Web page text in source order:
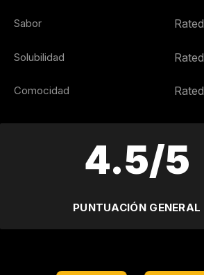
Sabor Rated
Solubilidad Rated
Comocidad Rated
4.5/5
PUNTUACIÓN GENERAL